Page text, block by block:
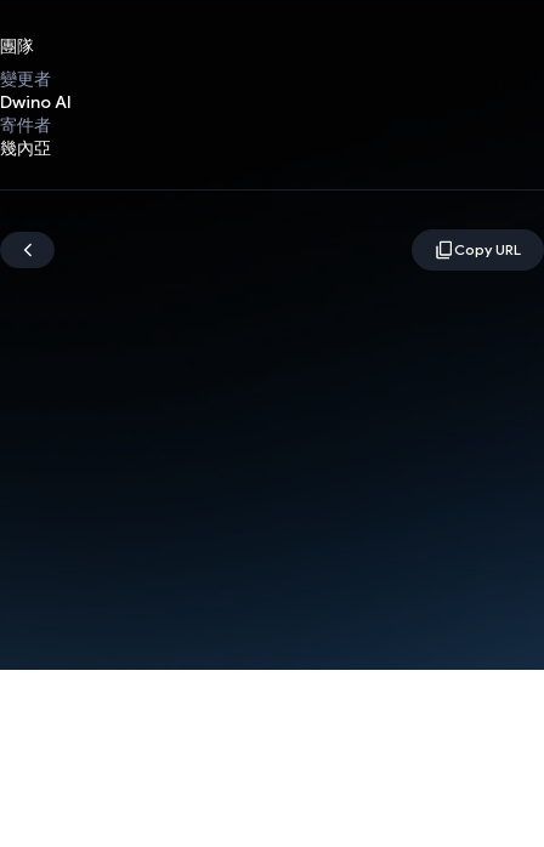
團隊
變更者
Dwino AI
寄件者
幾內亞